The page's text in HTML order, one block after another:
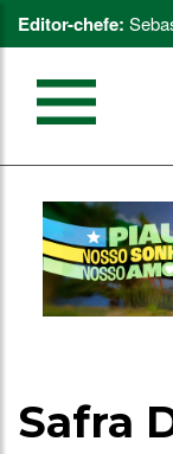
Editor-chefe:
Safra